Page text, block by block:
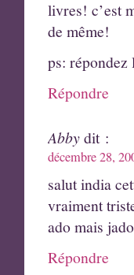
livres! c’est
de même!
ps:
Répondre
Abbydit :
décembre 28,
salut india
vraiment
ado mais
Répondre